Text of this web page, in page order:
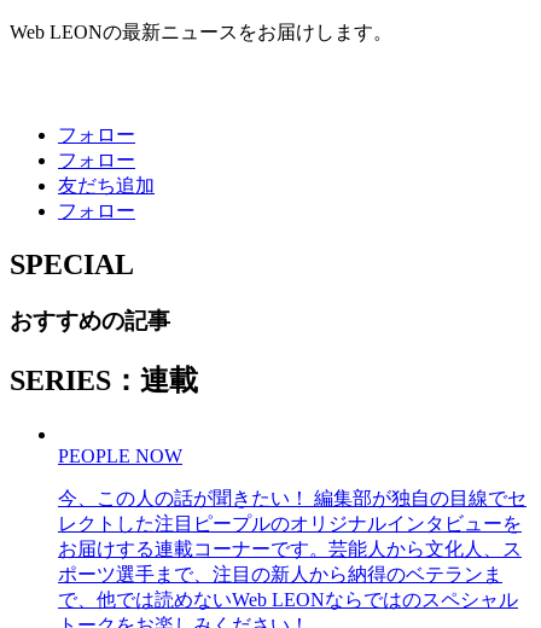
Web LEONの最新ニュースをお届けします。
フォロー
フォロー
友だち追加
フォロー
SPECIAL
おすすめの記事
SERIES：連載
PEOPLE NOW
今、この人の話が聞きたい！ 編集部が独自の目線でセ
レクトした注目ピープルのオリジナルインタビューを
お届けする連載コーナーです。芸能人から文化人、ス
ポーツ選手まで、注目の新人から納得のベテランま
で、他では読めないWeb LEONならではのスペシャル